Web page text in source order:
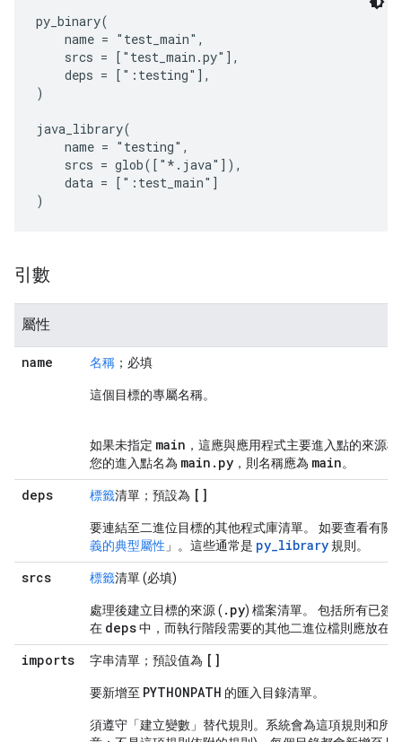
py_binary(
    name = "test_main",
    srcs = ["test_main.py"],
    deps = [":testing"],
)
java_library(
    name = "testing",
    srcs = glob(["*.java"]),
    data = [":test_main"]
引數
屬性
name 名稱 ；必填
這個目標的專屬名稱。
如果未指定 main ，這應與應用程式主要進入點的來源
您的進入點名為 main . py ，則名稱應為 main。
deps 標籤清單；預設為 []
要連結至二進位目標的其他程式庫清單。 如要查看有關
義的典型屬性 」。這些通常是 py_library 規則。
srcs 標籤清單 (必填)
處理後建立目標的來源 ( . py) 檔案清單。 包括所有已簽
在 deps中，而執行階段需要的其他二進位檔則應放在
imports
字串清單；預設值為 []
要新增至 PYTHONPATH 的匯入目錄清單。
須遵守「建立變數」 替代規則。系統會為這項規則和所